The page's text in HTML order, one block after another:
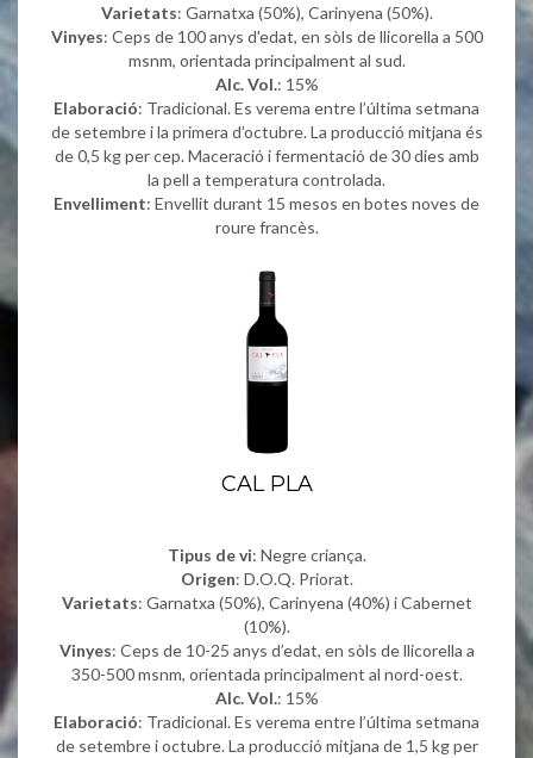
Varietats: Garnatxa (50%), Carinyena (50%).
Vinyes: Ceps de 100 anys d'edat, en sòls de llicorella a 500
msnm, orientada principalment al sud.
Alc. Vol.: 15%
Elaboració: Tradicional. Es verema entre l’última setmana
de setembre i la primera d’octubre. La producció mitjana és
de 0,5 kg per cep. Maceració i fermentació de 30 dies amb
la pell a temperatura controlada.
Envelliment: Envellit durant 15 mesos en botes noves de
roure francès.
CAL PLA
Tipus de vi: Negre criança.
Origen: D.O.Q. Priorat.
Varietats: Garnatxa (50%), Carinyena (40%) i Cabernet
(10%).
Vinyes: Ceps de 10-25 anys d’edat, en sòls de llicorella a
350-500 msnm, orientada principalment al nord-oest.
Alc. Vol.: 15%
Elaboració: Tradicional. Es verema entre l’última setmana
de setembre i octubre. La producció mitjana de 1,5 kg per